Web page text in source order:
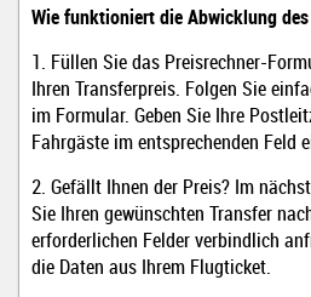
Wie funktioniert die Abwicklung
1. Füllen Sie das Preisrechner-
Ihren Transferpreis. Folgen Sie
im Formular. Geben Sie Ihre
Fahrgäste im entsprechenden Feld
2. Gefällt Ihnen der Preis? Im
Sie Ihren gewünschten Transfer
erforderlichen Felder verbindlich
die Daten aus Ihrem Flugticket.